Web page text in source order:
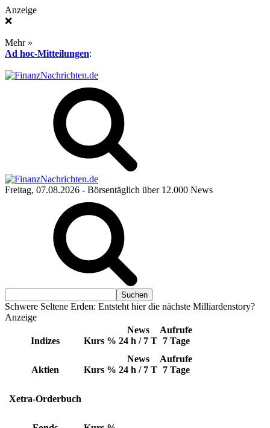
Anzeige
❌
Mehr »
Ad hoc-Mitteilungen:
Freitag, 07.08.2026 - Börsentäglich über 12.000 News
Schwere Seltene Erden: Entsteht hier die nächste Milliardenstory?
Anzeige
Indizes Kurs %
News
24 h / 7 T
Aufrufe
7 Tage
Aktien Kurs %
News
24 h / 7 T
Aufrufe
7 Tage
Xetra-Orderbuch